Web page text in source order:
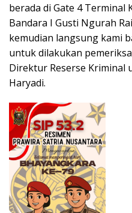
berada di Gate 4
Bandara I Gusti Ngurah
kemudian langsung kami
untuk dilakukan
Direktur Reserse Kriminal
Haryadi.